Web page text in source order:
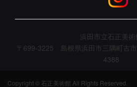
浜田市立石正美術
〒699-3225 島根県浜田市三隅町古
4388
Copyright © 石正美術館 All Rights Reserved.